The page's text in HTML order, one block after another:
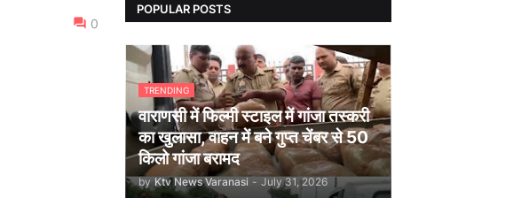
0
POPULAR POSTS
TRENDING
वाराणसी में फिल्मी स्टाइल में गांजा तस्करी
का खुलासा, वाहन में बने गुप्त चेंबर से 50
किलो गांजा बरामद
by Ktv News Varanasi - July 31, 2026